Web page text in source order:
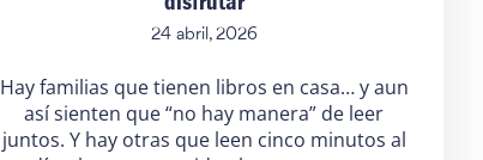
24 abril, 2026
Hay familias que tienen libros en casa… y aun
así sienten que “no hay manera” de leer
juntos. Y hay otras que leen cinco minutos al